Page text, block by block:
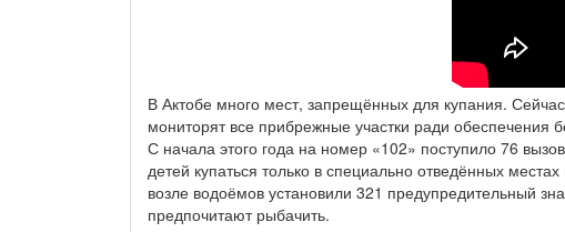
В Актобе много мест, запрещённых для купания.
мониторят все прибрежные участки ради обеспечения
С начала этого года на номер «102» поступило 76
детей купаться только в специально отведённых
возле водоёмов установили 321 предупредительный
предпочитают рыбачить.